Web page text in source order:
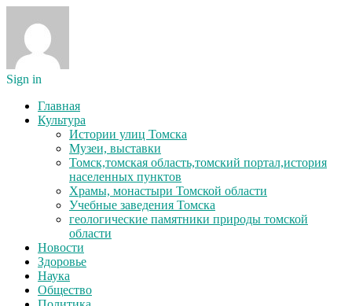
Sign in
Главная
Культура
Истории улиц Томска
Музеи, выставки
Томск,томская область,томский портал,история
населенных пунктов
Храмы, монастыри Томской области
Учебные заведения Томска
геологические памятники природы томской
области
Новости
Здоровье
Наука
Общество